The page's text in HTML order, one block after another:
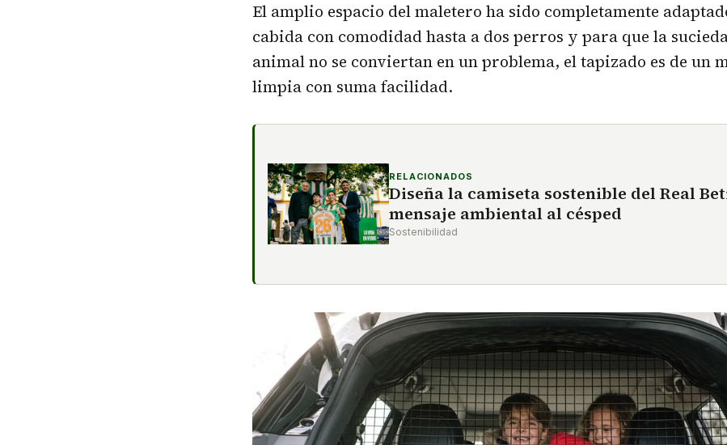
El amplio espacio del maletero ha sido completamente
cabida con comodidad hasta a dos perros y para que la
animal no se conviertan en un problema, el tapizado es de un
limpia con suma facilidad.
RELACIONADOS
Diseña la camiseta sostenible del Real
mensaje ambiental al césped
Sostenibilidad